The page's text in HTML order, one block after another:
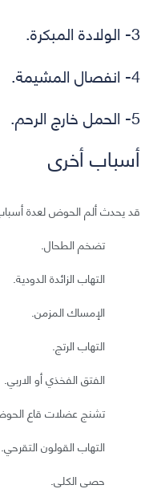
3- الولادة المبكرة.
4- انفصال المشيمة.
5- الحمل خارج الرحم.
أسباب أخرى
قد يحدث ألم الحوض لعدة
تضخم الطحال.
التهاب الزائدة الدودية.
الإمساك المزمن.
التهاب الرتج.
الفتق الفخذي أو الاربي.
تشنج عضلات قاع
التهاب القولون التقرحي.
حصى الكلى.